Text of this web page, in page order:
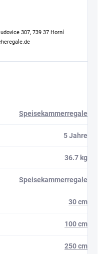
307, 739 37 Horní
Speisekammerregale
5 Jahre
36.7 kg
Speisekammerregale
30 cm
100 cm
250 cm